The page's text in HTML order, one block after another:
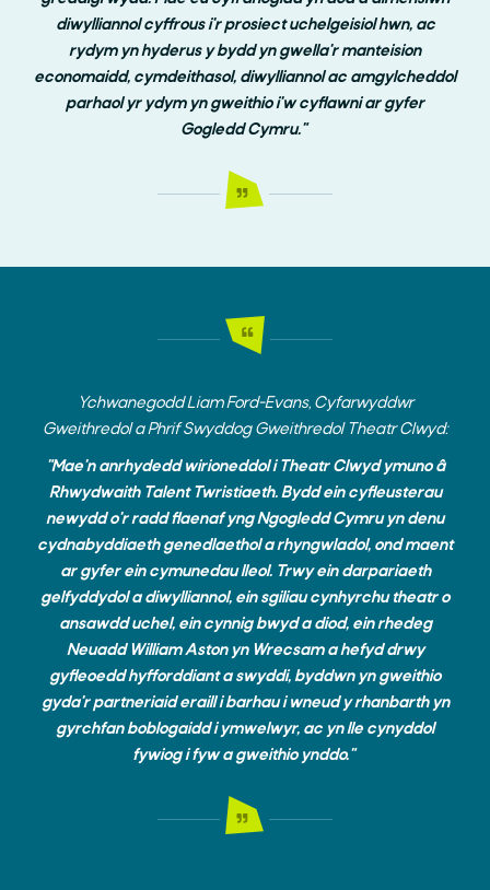
diwylliannol cyffrous i'r prosiect uchelgeisiol hwn, ac
rydym yn hyderus y bydd yn gwella'r manteision
economaidd, cymdeithasol, diwylliannol ac amgylcheddol
parhaol yr ydym yn gweithio i'w cyflawni ar gyfer
Gogledd Cymru."
Ychwanegodd Liam Ford-Evans, Cyfarwyddwr
Gweithredol a Phrif Swyddog Gweithredol Theatr Clwyd:
"Mae'n anrhydedd wirioneddol i Theatr Clwyd ymuno â
Rhwydwaith Talent Twristiaeth. Bydd ein cyfleusterau
newydd o'r radd flaenaf yng Ngogledd Cymru yn denu
cydnabyddiaeth genedlaethol a rhyngwladol, ond maent
ar gyfer ein cymunedau lleol. Trwy ein darpariaeth
gelfyddydol a diwylliannol, ein sgiliau cynhyrchu theatr o
ansawdd uchel, ein cynnig bwyd a diod, ein rhedeg
Neuadd William Aston yn Wrecsam a hefyd drwy
gyfleoedd hyfforddiant a swyddi, byddwn yn gweithio
gyda'r partneriaid eraill i barhau i wneud y rhanbarth yn
gyrchfan boblogaidd i ymwelwyr, ac yn lle cynyddol
fywiog i fyw a gweithio ynddo."